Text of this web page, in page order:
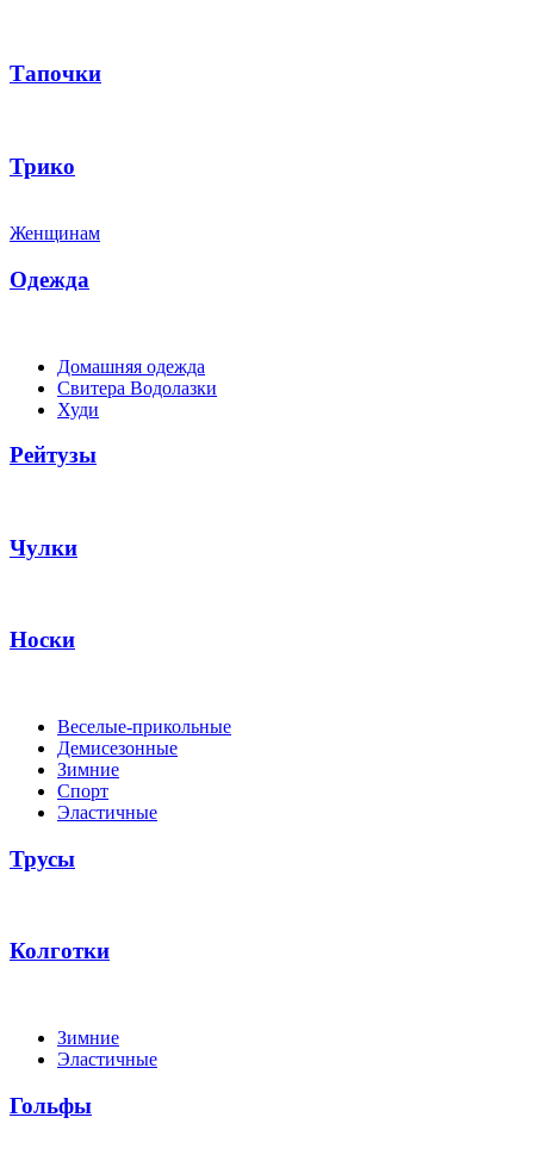
Тапочки
Трико
Женщинам
Одежда
Домашняя одежда
Свитера Водолазки
Худи
Рейтузы
Чулки
Носки
Веселые-прикольные
Демисезонные
Зимние
Спорт
Эластичные
Трусы
Колготки
Зимние
Эластичные
Гольфы